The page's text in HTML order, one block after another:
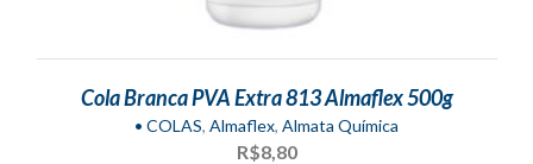
Cola Branca PVA Extra 813 Almaflex 500g
• COLAS, Almaflex, Almata Química
R$8,80